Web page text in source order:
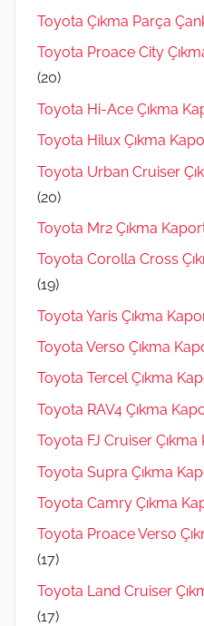
Toyota Çıkma Parça
Toyota Proace City
(20)
Toyota Hi-Ace Çıkma
Toyota Hilux Çıkma
Toyota Urban Cruiser
(20)
Toyota Mr2 Çıkma
Toyota Corolla Cross
(19)
Toyota Yaris Çıkma
Toyota Verso Çıkma
Toyota Tercel Çıkma
Toyota RAV4 Çıkma
Toyota FJ Cruiser
Toyota Supra Çıkma
Toyota Camry Çıkma
Toyota Proace Verso
(17)
Toyota Land Cruiser
(17)